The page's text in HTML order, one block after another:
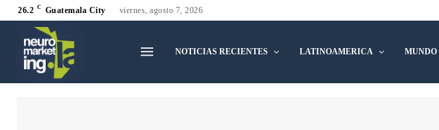
26.2 C Guatemala City viernes, agosto 7, 2026
NOTICIAS RECIENTES LATINOAMERICA MUNDO